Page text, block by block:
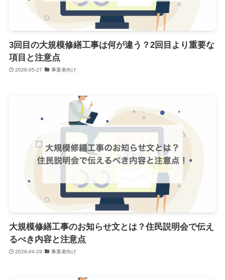
3回目の大規模修繕工事は何が違う？2回目より重要な
項目と注意点
2026-05-27 事業者向け
大規模修繕工事のお知らせ文とは？住民説明会で伝え
るべき内容と注意点
2026-04-29 事業者向け